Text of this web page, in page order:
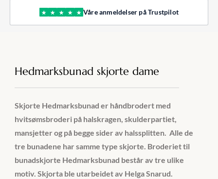
★ ★ ★ ★ ★ Våre anmeldelser på Trustpilot
Hedmarksbunad skjorte dame
Skjorte Hedmarksbunad er håndbrodert med
hvitsømsbroderi på halskragen, skulderpartiet,
mansjetter og på begge sider av halssplitten. Alle de
tre bunadene har samme type skjorte. Broderiet til
bunadskjorte Hedmarksbunad består av tre ulike
motiv. Skjorta ble utarbeidet av Helga Snarud.